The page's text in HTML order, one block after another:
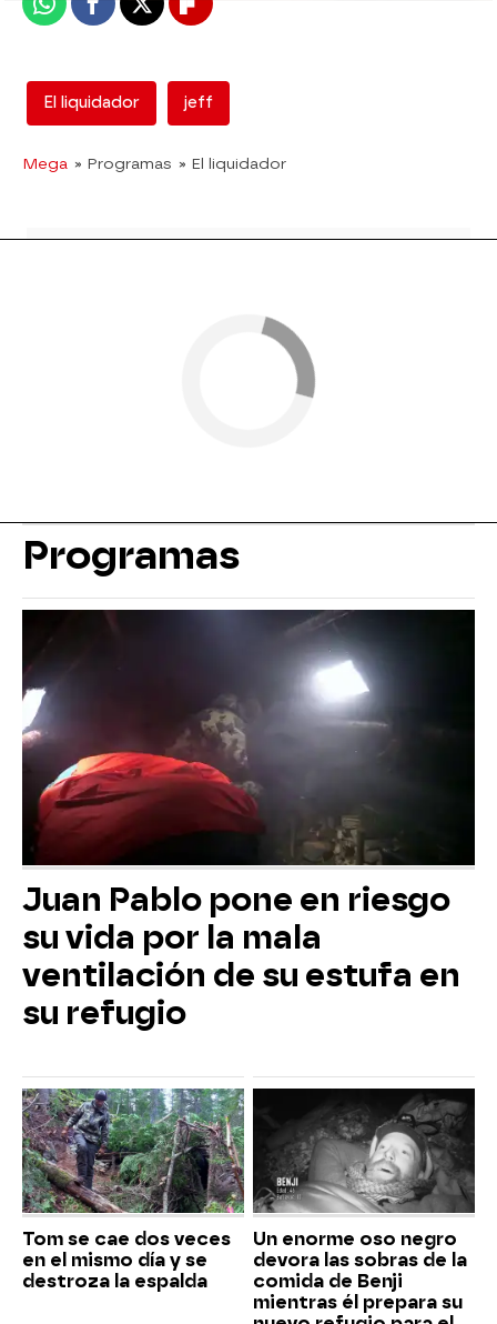
WhatsappFacebook
X Flipboard
El liquidador jeff
Mega » Programas » El liquidador
Programas
Juan Pablo pone en riesgo
su vida por la mala
ventilación de su estufa en
su refugio
Tom se cae dos veces
en el mismo día y se
destroza la espalda
Un enorme oso negro
devora las sobras de la
comida de Benji
mientras él prepara su